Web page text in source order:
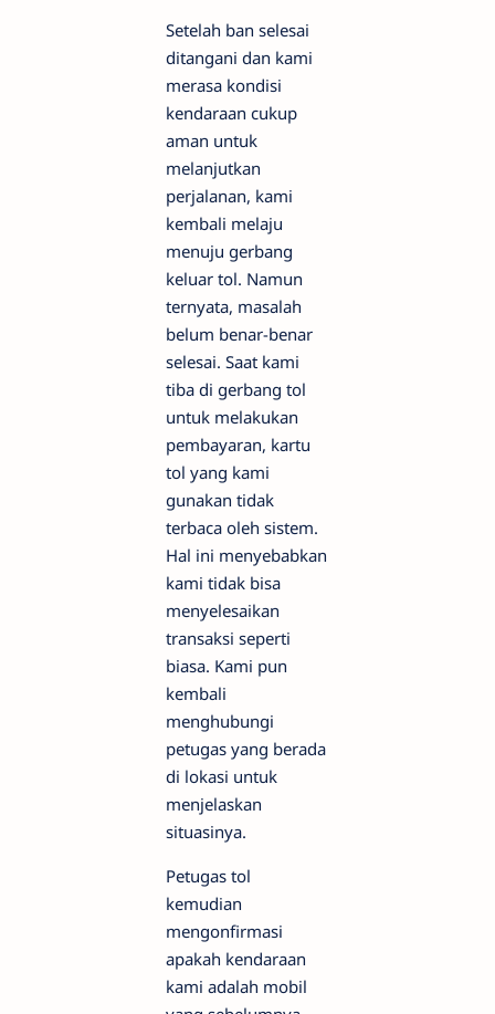
Setelah ban selesai
ditangani dan kami
merasa kondisi
kendaraan cukup
aman untuk
melanjutkan
perjalanan, kami
kembali melaju
menuju gerbang
keluar tol. Namun
ternyata, masalah
belum benar-benar
selesai. Saat kami
tiba di gerbang tol
untuk melakukan
pembayaran, kartu
tol yang kami
gunakan tidak
terbaca oleh sistem.
Hal ini menyebabkan
kami tidak bisa
menyelesaikan
transaksi seperti
biasa. Kami pun
kembali
menghubungi
petugas yang berada
di lokasi untuk
menjelaskan
situasinya.
Petugas tol
kemudian
mengonfirmasi
apakah kendaraan
kami adalah mobil